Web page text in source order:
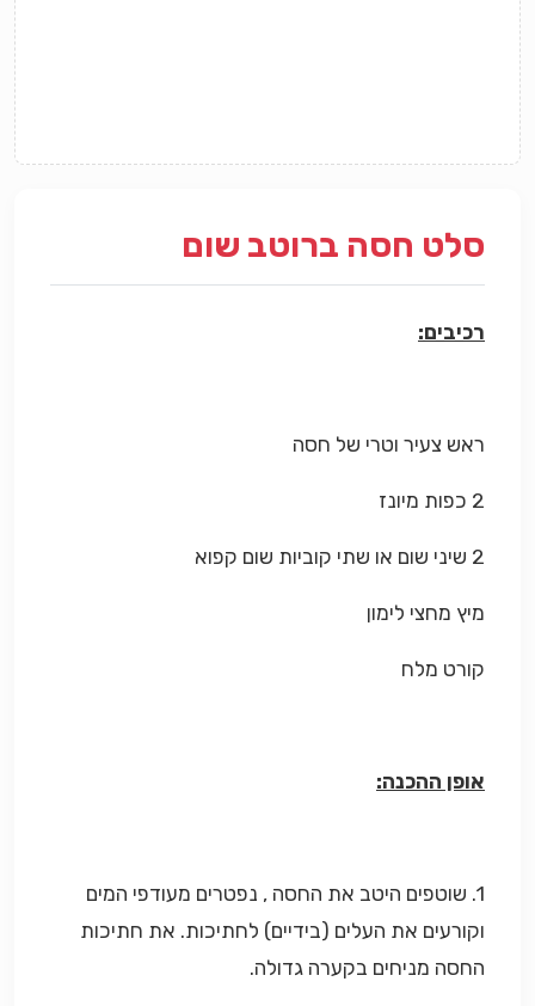
סלט חסה ברוטב שום
רכיבים:
ראש צעיר וטרי של חסה
2 כפות מיונז
2 שיני שום או שתי קוביות שום קפוא
מיץ מחצי לימון
קורט מלח
אופן ההכנה:
1. שוטפים היטב את החסה , נפטרים מעודפי המים
וקורעים את העלים (בידיים) לחתיכות. את חתיכות
החסה מניחים בקערה גדולה.